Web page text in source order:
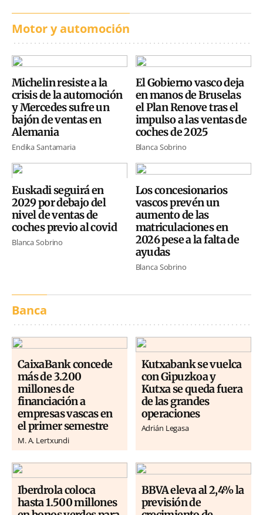
Motor y automoción
Michelin resiste a la
crisis de la automoción
y Mercedes sufre un
bajón de ventas en
Alemania
Endika Santamaria
El Gobierno vasco deja
en manos de Bruselas
el Plan Renove tras el
impulso a las ventas de
coches de 2025
Blanca Sobrino
Euskadi seguirá en
2029 por debajo del
nivel de ventas de
coches previo al covid
Blanca Sobrino
Los concesionarios
vascos prevén un
aumento de las
matriculaciones en
2026 pese a la falta de
ayudas
Blanca Sobrino
Banca
CaixaBank concede
más de 3.200
millones de
financiación a
empresas vascas en
el primer semestre
M. A. Lertxundi
Kutxabank se vuelca
con Gipuzkoa y
Kutxa se queda fuera
de las grandes
operaciones
Adrián Legasa
Iberdrola coloca
hasta 1.500 millones
BBVA eleva al 2,4% la
previsión de